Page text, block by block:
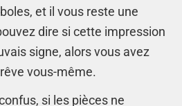
et il vous reste une
dire si cette impression
signe, alors vous avez
vous-même.
si les pièces ne